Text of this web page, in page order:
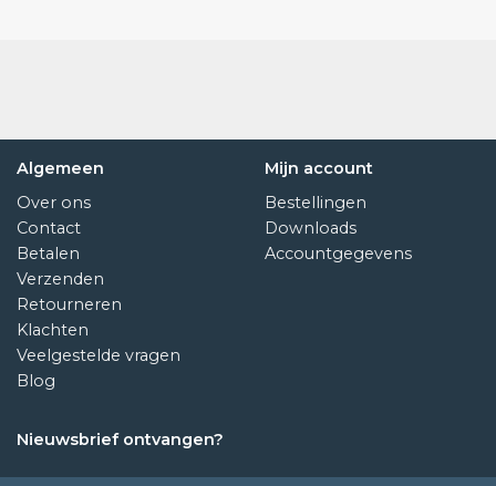
bereid of geconsumeerd om vliegende insecten weg
te houden.
Supermarkten en winkels: Het gebruik van de
Insectron®-val in supermarkten en winkels kan helpen
om vliegende insecten weg te houden van producten
en klanten een aangename winkelervaring te bieden.
Zorginstellingen: De Insectron®-val kan worden
gebruikt in ziekenhuizen, verzorgingstehuizen en
andere zorginstellingen om een hygiënische
ruimtes.
Kantoren en commerciële gebouwen: Het plaatsen
Algemeen
Over ons
Contact
Betalen
Verzenden
Retourneren
Klachten
Veelgestelde vragen
Blog
Mijn account
Bestellingen
Downloads
Accountgegevens
Nieuwsbrief ontvangen?